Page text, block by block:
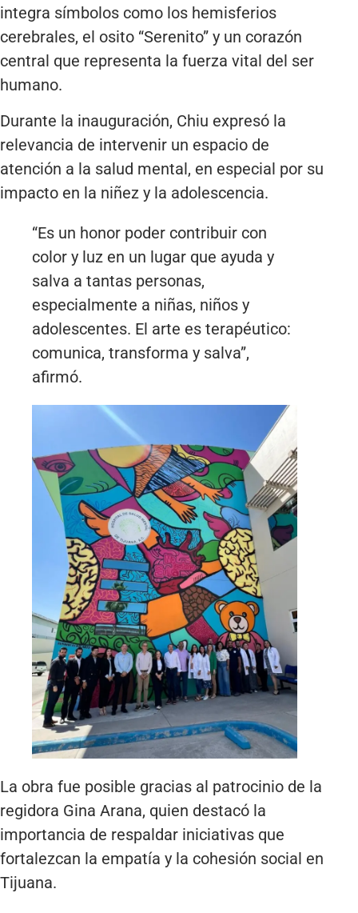
integra símbolos como los hemisferios
cerebrales, el osito “Serenito” y un corazón
central que representa la fuerza vital del ser
humano.
Durante la inauguración, Chiu expresó la
relevancia de intervenir un espacio de
atención a la salud mental, en especial por su
impacto en la niñez y la adolescencia.
“Es un honor poder contribuir con
color y luz en un lugar que ayuda y
salva a tantas personas,
especialmente a niñas, niños y
adolescentes. El arte es terapéutico:
comunica, transforma y salva”,
afirmó.
La obra fue posible gracias al patrocinio de la
regidora Gina Arana, quien destacó la
importancia de respaldar iniciativas que
fortalezcan la empatía y la cohesión social en
Tijuana.